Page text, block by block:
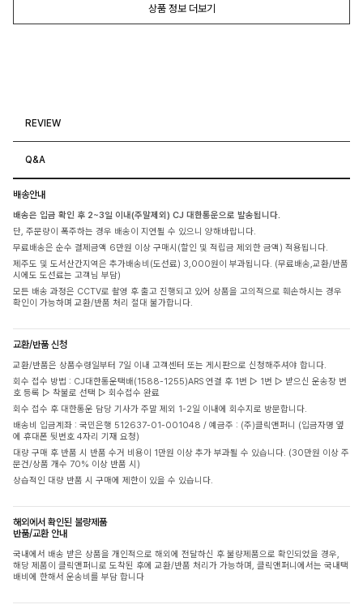
상품 정보 더보기
REVIEW
Q&A
배송안내
배송은 입금 확인 후 2~3일 이내(주말제외) CJ 대한통운으로 발송됩니다.
단, 주문량이 폭주하는 경우 배송이 지연될 수 있으니 양해바랍니다.
무료배송은 순수 결제금액 6만원 이상 구매시(할인 및 적립금 제외한 금액) 적용됩니다.
제주도 및 도서산간지역은 추가배송비(도선료) 3,000원이 부과됩니다. (무료배송,교환/반품
시에도 도선료는 고객님 부담)
모든 배송 과정은 CCTV로 촬영 후 출고 진행되고 있어 상품을 고의적으로 훼손하시는 경우
확인이 가능하며 교환/반품 처리 절대 불가합니다.
교환/반품 신청
교환/반품은 상품수령일부터 7일 이내 고객센터 또는 게시판으로 신청해주셔야 합니다.
회수 접수 방법 : CJ대한통운택배(1588-1255)ARS 연결 후 1번 ▷ 1번 ▷ 받으신 운송장 번
호 등록 ▷ 착불로 선택 ▷ 회수접수 완료
회수 접수 후 대한통운 담당 기사가 주말 제외 1-2일 이내에 회수지로 방문합니다.
배송비 입금계좌 : 국민은행 512637-01-001048 / 예금주 : (주)클릭앤퍼니 (입금자명 옆
에 휴대폰 뒷번호 4자리 기재 요청)
대량 구매 후 반품 시 반품 수거 비용이 1만원 이상 추가 부과될 수 있습니다. (30만원 이상 주
문건/상품 개수 70% 이상 반품 시)
상습적인 대량 반품 시 구매에 제한이 있을 수 있습니다.
해외에서 확인된 불량제품
반품/교환 안내
국내에서 배송 받은 상품을 개인적으로 해외에 전달하신 후 불량제품으로 확인되었을 경우,
해당 제품이 클릭앤퍼니로 도착된 후에 교환/반품 처리가 가능하며, 클릭앤퍼니에서는 국내택
배비에 한해서 운송비를 부담 합니다